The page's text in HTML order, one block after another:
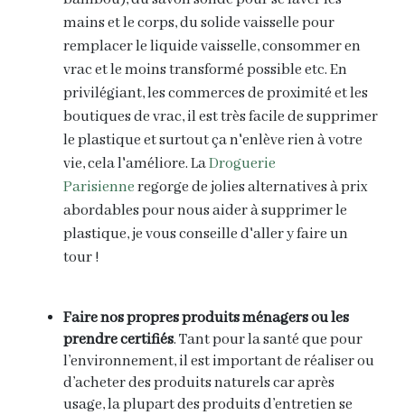
mains et le corps, du solide vaisselle pour
remplacer le liquide vaisselle, consommer en
vrac et le moins transformé possible etc. En
privilégiant, les commerces de proximité et les
boutiques de vrac, il est très facile de supprimer
le plastique et surtout ça n'enlève rien à votre
vie, cela l'améliore. LaDroguerie
Parisienneregorge de jolies alternatives à prix
abordables pour nous aider à supprimer le
plastique, je vous conseille d'aller y faire un
tour !
Faire nos propres produits ménagers ou les
prendre certifiés. Tant pour la santé que pour
l’environnement, il est important de réaliser ou
d’acheter des produits naturels car après
usage, la plupart des produits d’entretien se